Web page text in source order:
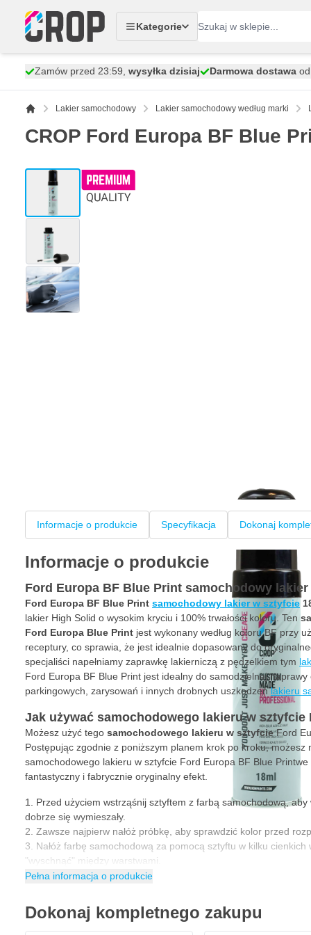
Kategorie
Zamów przed 23:59, wysyłka dzisiaj Darmowa dostawa
Lakier samochodowy Lakier samochodowy według marki
CROP Ford Europa BF Blue
View larger image
View larger image
Informacje o produkcie Specyfikacja Dokonaj
Informacje o produkcie
Ford Europa BF Blue Print samochodowy lakier
Ford Europa BF Blue Print samochodowy lakier w sztyfcie
lakier High Solid o wysokim kryciu i 100% trwałości koloru. Ten
Ford Europa Blue Print jest wykonany według koloru BF przy
receptury, co sprawia, że jest idealnie dopasowany do
specjaliści napełniamy zaprawkę lakierniczą z pędzelkiem tym
Ford Europa BF Blue Print jest idealny do samodzielnej
parkingowych, zarysowań i innych drobnych uszkodzeńlakieru
Jak używać samochodowego lakieru w sztyfcie
Możesz użyć tego samochodowego lakieru w sztyfcieFord
Postępując zgodnie z poniższym planem krok po kroku, możesz
samochodowego lakieru w sztyfcie Ford Europa BF Blue Printwe
fantastyczny i fabrycznie oryginalny efekt.
Przed użyciem wstrząśnij sztyftem z farbą samochodową,
dobrze się wymieszały.
Zawsze najpierw nałóż próbkę, aby sprawdzić kolor przed
Nałóż farbę samochodową za pomocą sztyftu w kilku cienkich
"wyschnąć" między warstwami.
Liczba warstw zależy od koloru. Upewnij się, że farba dobrze
samochodowego zależy od temperatury, wilgotności i grubości
Wskazówka: Podczas natryskiwania lakieru samochodowego
Pełna informacja o produkcie
Dokonaj kompletnego zakupu